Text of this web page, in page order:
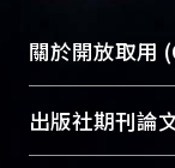
成果。
To
profiles and
services of
Sciences
關於開放取用
開放取用是從
動，應用在學
出版社期刊論